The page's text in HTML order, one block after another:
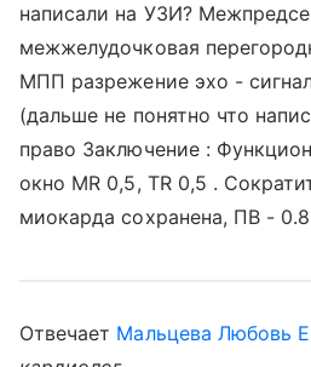
написали на УЗИ?
межжелудочковая
МПП разрежение эхо -
(дальше не понятно что
право Заключение :
окно MR 0,5, TR 0,5 .
миокарда сохранена, ПВ -
Отвечает Мальцева Любовь